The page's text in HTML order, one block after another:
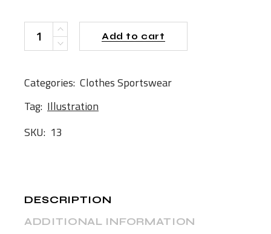
Blue Bag quantity
Add to cart
Categories: ClothesSportswear
Tag: Illustration
SKU: 13
DESCRIPTION
ADDITIONAL INFORMATION